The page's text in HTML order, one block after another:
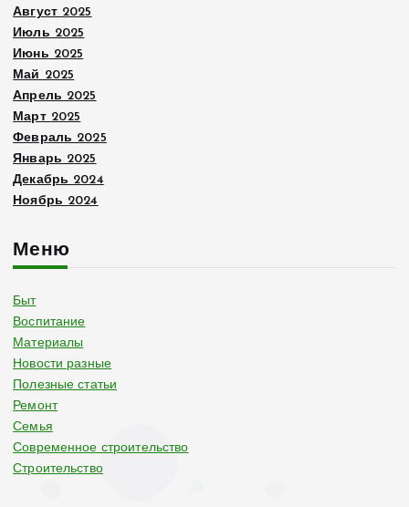
Август 2025
Июль 2025
Июнь 2025
Май 2025
Апрель 2025
Март 2025
Февраль 2025
Январь 2025
Декабрь 2024
Ноябрь 2024
Меню
Быт
Воспитание
Материалы
Новости разные
Полезные статьи
Ремонт
Семья
Современное строительство
Строительство